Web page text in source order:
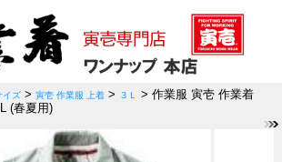
イズ > 寅壱 作業服 上着 > ３Ｌ
> 作業服 寅壱 作業着
(春夏用)